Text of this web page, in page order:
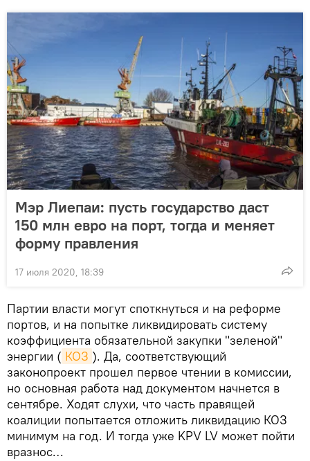
Мэр Лиепаи: пусть государство даст
150 млн евро на порт, тогда и меняет
форму правления
17 июля 2020, 18:39
Партии власти могут споткнуться и на реформе
портов, и на попытке ликвидировать систему
коэффициента обязательной закупки "зеленой"
энергии ( КОЗ ). Да, соответствующий
законопроект прошел первое чтении в комиссии,
но основная работа над документом начнется в
сентябре. Ходят слухи, что часть правящей
коалиции попытается отложить ликвидацию КОЗ
минимум на год. И тогда уже KPV LV может пойти
вразнос…